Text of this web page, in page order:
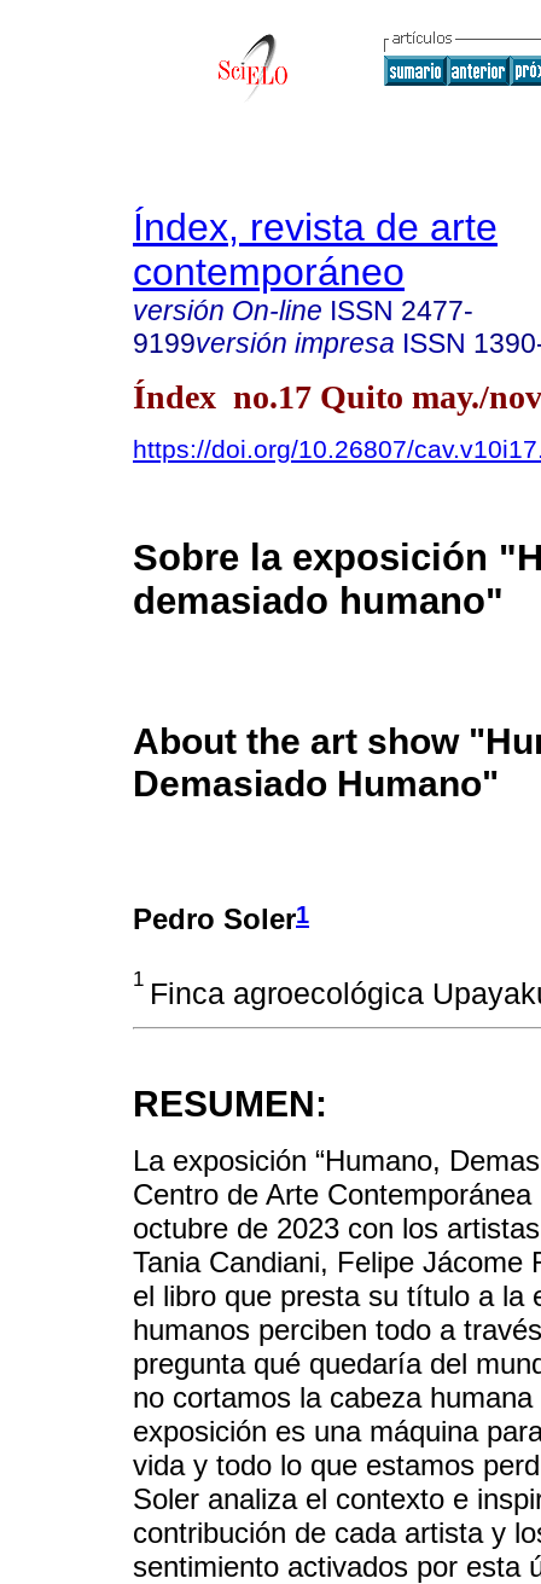
Índex, revista de arte
contemporáneo
versión On-line ISSN 2477-
9199versión impresa ISSN
Índex no.17 Quito may./
https://doi.org/10.26807/
Sobre la exposición
demasiado humano"
About the art show
Demasiado Humano"
Pedro Soler1
1 Finca agroecológica
RESUMEN:
La exposición “Humano,
Centro de Arte
octubre de 2023 con los
Tania Candiani, Felipe
el libro que presta su título a la
humanos perciben todo a
pregunta qué quedaría del
no cortamos la cabeza
exposición es una máquina
vida y todo lo que estamos
Soler analiza el contexto e
contribución de cada artista y
sentimiento activados por esta